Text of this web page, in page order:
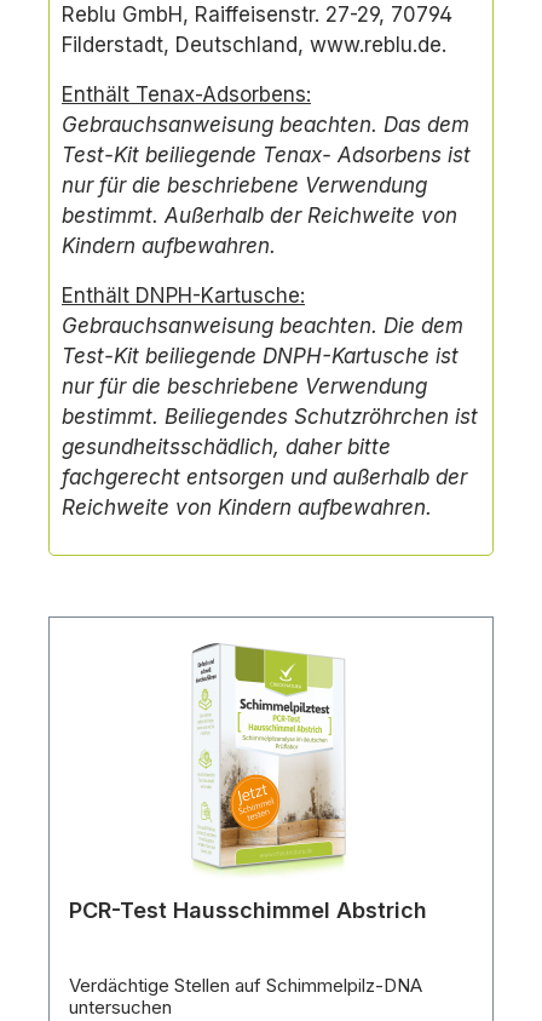
Reblu GmbH, Raiffeisenstr. 27-29, 70794
Filderstadt, Deutschland, www.reblu.de.
Enthält Tenax-Adsorbens:
Gebrauchsanweisung beachten. Das dem
Test-Kit beiliegende Tenax- Adsorbens ist
nur für die beschriebene Verwendung
bestimmt. Außerhalb der Reichweite von
Kindern aufbewahren.
Enthält DNPH-Kartusche:
Gebrauchsanweisung beachten. Die dem
Test-Kit beiliegende DNPH-Kartusche ist
nur für die beschriebene Verwendung
bestimmt. Beiliegendes Schutzröhrchen ist
gesundheitsschädlich, daher bitte
fachgerecht entsorgen und außerhalb der
Reichweite von Kindern aufbewahren.
PCR-Test Hausschimmel Abstrich
Verdächtige Stellen auf Schimmelpilz-DNA
untersuchen